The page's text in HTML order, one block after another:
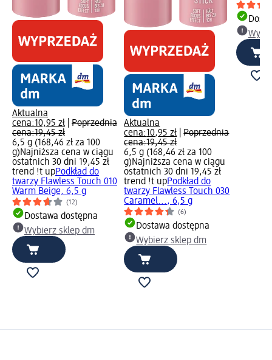
Aktualna
cena:10,95 zł
Poprzednia
cena:19,45 zł
6,5 g (168,46 zł za 100
g)Najniższa cena w ciągu
ostatnich 30 dni 19,45 zł
trend !t upPodkład do
twarzy Flawless Touch 010
Warm Beige, 6,5 g
(12)
Dostawa dostępna
Wybierz sklep dm
Aktualna
cena:10,95 zł |Poprzednia
cena:19,45 zł
6,5 g (168,46 zł za 100
g)Najniższa cena w ciągu
ostatnich 30 dni 19,45 zł
trend !t upPodkład do
twarzy Flawless Touch 030
Caramel..., 6,5 g
(6)
Dostawa dostępna
Wybierz sklep dm